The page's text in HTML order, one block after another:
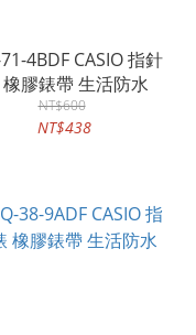
4BDF CASIO 指針
膠錶帶 生活防水
NT$600
NT$438